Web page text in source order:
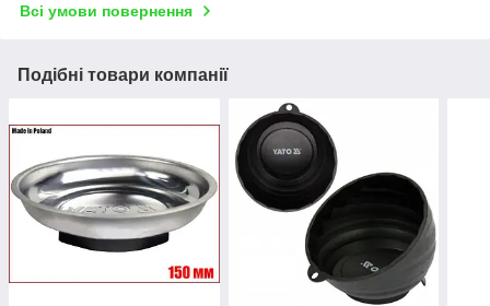
Всі умови повернення
Подібні товари компанії